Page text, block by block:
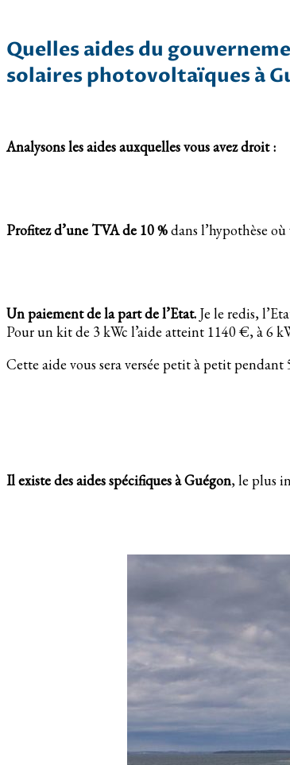
Quelles aides du
solaires photovoltaïques à
Analysons les aides auxquelles vous avez droit :
Profitez d’une TVA de 10 %dans l’hypothèse
Un paiement de la part de l’Etat. Je le redis,
Pour un kit de 3 kWc l’aide atteint 1140 €, à 6
Cette aide vous sera versée petit à petit pendant
Il existe des aides spécifiques à Guégon, le plus